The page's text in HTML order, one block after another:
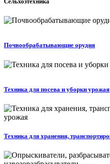
Почвообрабатывающие орудия
Техника для посева и уборки урожая
Техника для хранения,